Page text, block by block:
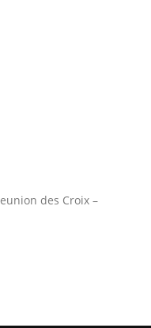
des Croix –